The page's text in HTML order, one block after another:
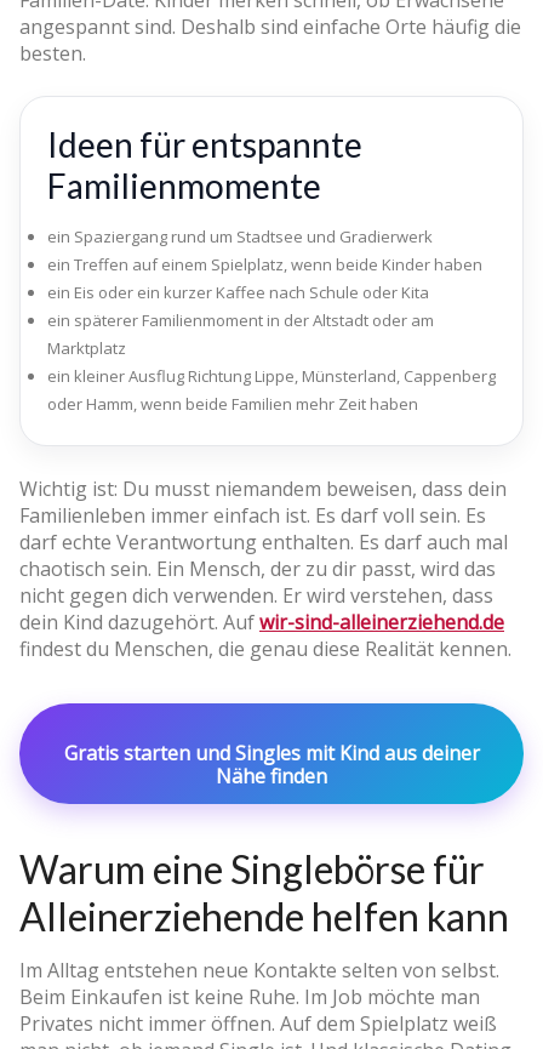
angespannt sind. Deshalb sind einfache Orte häufig die
besten.
Ideen für entspannte
Familienmomente
ein Spaziergang rund um Stadtsee und Gradierwerk
ein Treffen auf einem Spielplatz, wenn beide Kinder haben
ein Eis oder ein kurzer Kaffee nach Schule oder Kita
ein späterer Familienmoment in der Altstadt oder am
Marktplatz
ein kleiner Ausflug Richtung Lippe, Münsterland, Cappenberg
oder Hamm, wenn beide Familien mehr Zeit haben
Wichtig ist: Du musst niemandem beweisen, dass dein
Familienleben immer einfach ist. Es darf voll sein. Es
darf echte Verantwortung enthalten. Es darf auch mal
chaotisch sein. Ein Mensch, der zu dir passt, wird das
nicht gegen dich verwenden. Er wird verstehen, dass
dein Kind dazugehört. Aufwir-sind-alleinerziehend.de
findest du Menschen, die genau diese Realität kennen.
Gratis starten und Singles mit Kind aus deiner
Nähe finden
Warum eine Singlebörse für
Alleinerziehende helfen kann
Im Alltag entstehen neue Kontakte selten von selbst.
Beim Einkaufen ist keine Ruhe. Im Job möchte man
Privates nicht immer öffnen. Auf dem Spielplatz weiß